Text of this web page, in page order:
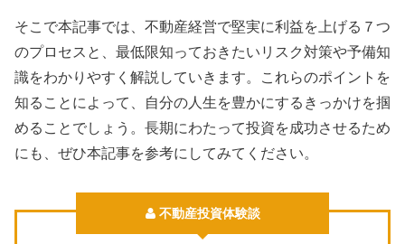
そこで本記事では、不動産経営で堅実に利益を上げる７つ
のプロセスと、最低限知っておきたいリスク対策や予備知
識をわかりやすく解説していきます。これらのポイントを
知ることによって、自分の人生を豊かにするきっかけを掴
めることでしょう。長期にわたって投資を成功させるため
にも、ぜひ本記事を参考にしてみてください。
不動産投資体験談